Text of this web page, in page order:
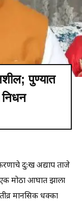
पुण्यात
दुःख अद्याप ताजे
मोठा आघात झाला
मानसिक धक्का